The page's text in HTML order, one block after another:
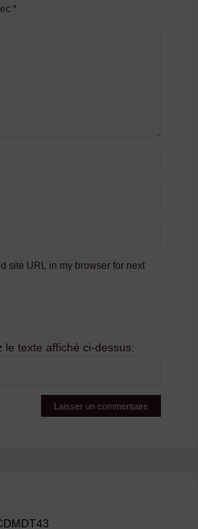
*
site URL in my browser for next
le texte affiché ci-dessus: